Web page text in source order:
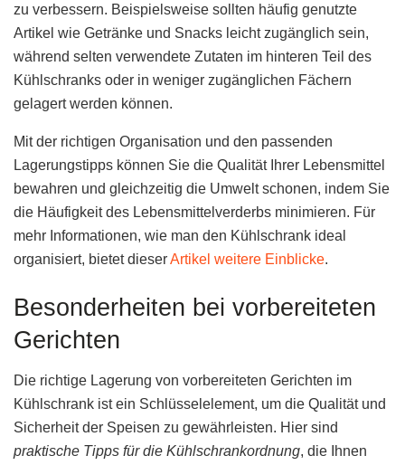
zu verbessern. Beispielsweise sollten häufig genutzte
Artikel wie Getränke und Snacks leicht zugänglich sein,
während selten verwendete Zutaten im hinteren Teil des
Kühlschranks oder in weniger zugänglichen Fächern
gelagert werden können.
Mit der richtigen Organisation und den passenden
Lagerungstipps können Sie die Qualität Ihrer Lebensmittel
bewahren und gleichzeitig die Umwelt schonen, indem Sie
die Häufigkeit des Lebensmittelverderbs minimieren. Für
mehr Informationen, wie man den Kühlschrank ideal
organisiert, bietet dieserArtikel weitere Einblicke.
Besonderheiten bei vorbereiteten
Gerichten
Die richtige Lagerung von vorbereiteten Gerichten im
Kühlschrank ist ein Schlüsselelement, um die Qualität und
Sicherheit der Speisen zu gewährleisten. Hier sind
praktische Tipps für die Kühlschrankordnung, die Ihnen